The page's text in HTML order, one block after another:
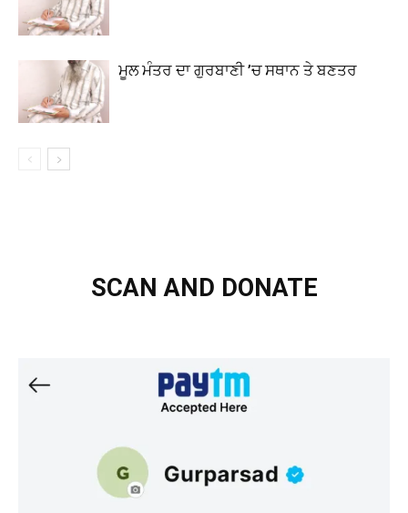
ਮੂਲ ਮੰਤਰ ਦਾ ਗੁਰਬਾਣੀ ’ਚ ਸਥਾਨ ਤੇ ਬਣਤਰ
SCAN AND DONATE